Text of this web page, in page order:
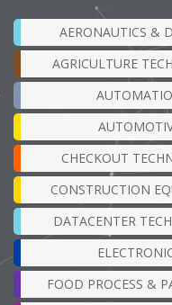
AERONAUTICS &
AGRICULTURE
CHECKOUT
CONSTRUCTION
DATACENTER
FOOD PROCESS &